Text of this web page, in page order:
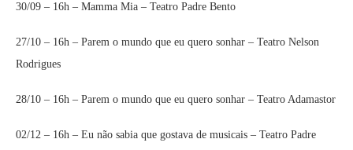
30/09 – 16h – Mamma Mia – Teatro Padre Bento
27/10 – 16h – Parem o mundo que eu quero sonhar – Teatro Nelson
Rodrigues
28/10 – 16h – Parem o mundo que eu quero sonhar – Teatro Adamastor
02/12 – 16h – Eu não sabia que gostava de musicais – Teatro Padre